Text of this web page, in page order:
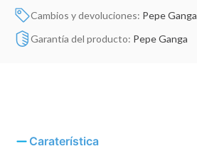
Cambios y devoluciones: Pepe Ganga
Garantía del producto: Pepe Ganga
Caraterística